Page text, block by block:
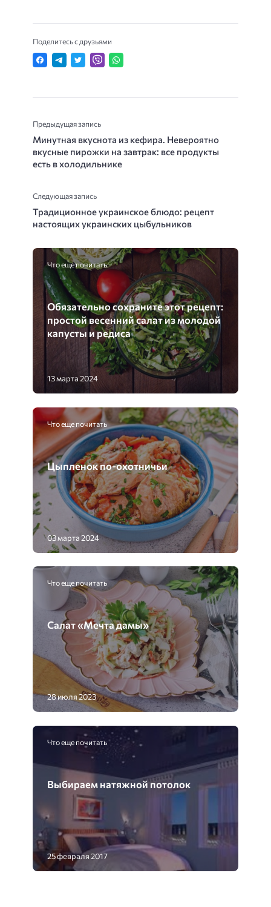
Поделитесь с друзьями
Предыдущая запись
Минутная вкуснота из кефира. Невероятно
вкусные пирожки на завтрак: все продукты
есть в холодильнике
Следующая запись
Традиционное украинское блюдо: рецепт
настоящих украинских цыбульников
Что еще почитать
Обязательно сохраните этот рецепт:
простой весенний салат из молодой
капусты и редиса
13 марта 2024
Что еще почитать
Цыпленок по-охотничьи
03 марта 2024
Что еще почитать
Салат «Мечта дамы»
28 июля 2023
Что еще почитать
Выбираем натяжной потолок
25 февраля 2017